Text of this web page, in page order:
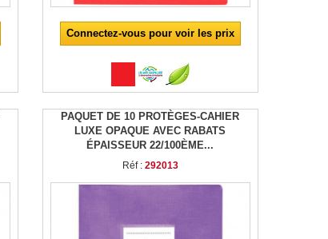
Connectez-vous pour voir les prix
PAQUET DE 10 PROTÈGES-CAHIER
LUXE OPAQUE AVEC RABATS
ÉPAISSEUR 22/100ÈME...
Réf : 292013